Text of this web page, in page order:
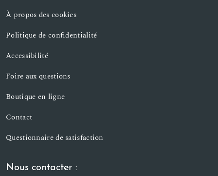
À propos des cookies
Politique de confidentialité
Accessibilité
Foire aux questions
Boutique en ligne
Contact
Questionnaire de satisfaction
Nous contacter :